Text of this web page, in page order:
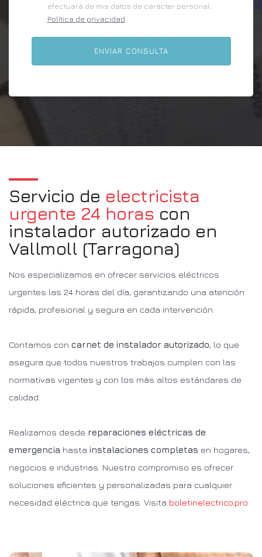
efectuará de mis datos de carácter personal.
Política de privacidad
Servicio de electricista
urgente 24 horas con
instalador autorizado en
Vallmoll (Tarragona)
Nos especializamos en ofrecer servicios eléctricos
urgentes las 24 horas del día, garantizando una atención
rápida, profesional y segura en cada intervención.
Contamos con carnet de instalador autorizado, lo que
asegura que todos nuestros trabajos cumplen con las
normativas vigentes y con los más altos estándares de
calidad.
Realizamos desde reparaciones eléctricas de
emergencia hasta instalaciones completas en hogares,
negocios e industrias. Nuestro compromiso es ofrecer
soluciones eficientes y personalizadas para cualquier
necesidad eléctrica que tengas. Visita boletinelectrico.pro